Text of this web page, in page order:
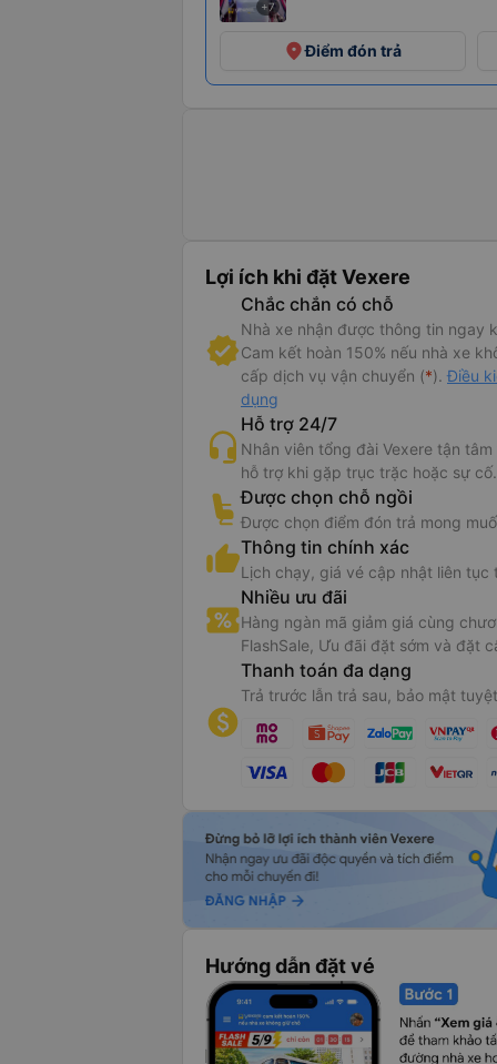
+7
placeĐiểm đón trả
Lợi ích khi đặt Vexere
Chắc chắn có chỗ
Nhà xe nhận được thông tin ngay
Cam kết hoàn 150% nếu nhà xe
cấp dịch vụ vận chuyển (*). Điều
dụng
Hỗ trợ 24/7
Nhân viên tổng đài Vexere tận
hỗ trợ khi gặp trục trặc hoặc sự cố.
Được chọn chỗ ngồi
Được chọn điểm đón trả mong
Thông tin chính xác
Lịch chạy, giá vé cập nhật liên tục
Nhiều ưu đãi
Hàng ngàn mã giảm giá cùng
FlashSale, Ưu đãi đặt sớm và đặt
Thanh toán đa dạng
Trả trước lẫn trả sau, bảo mật
Hướng dẫn đặt vé
cung cấp xe giường nằm 40 chỗ và ghế ngồi 29 chỗ trên tuyến đường Dak
xe thế hệ mới, cùng đầy đủ các tiện ích, nhà xe Hương Khuê tự hào sẽ đem
những trải nghiệm tuyệt vời và an tâm nhất. Thời gian nhà xe chính thức hoạt
nhận được rất nhiều phản hồi tích cực từ những quý hành khách đã sử dụng
luôn nỗ lực phục vụ quý khách hết mình nhằm
Hương Khuê đi Nha Trang từ Dak Lak và các vấn đề cần lưu ý:
khi đặt vé xe Hương Khuê sẽ tùy thuộc vào thời điểm khách hàng liên hệ.
lượng hành khách di chuyển sẽ nhiều hơn, nên để có được vị trí tốt, bạn cần
Xe Hương Khuê từ Dak Lak đi Nha Trang